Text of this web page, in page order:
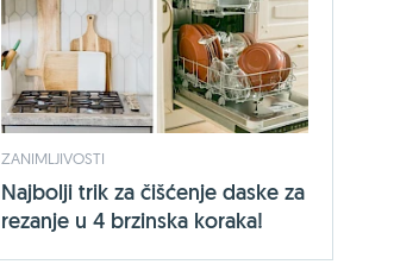
ZANIMLJIVOSTI
Najbolji trik za čišćenje daske za
rezanje u 4 brzinska koraka!